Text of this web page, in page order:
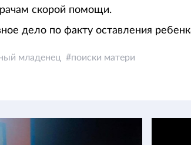
скорой помощи.
дело по факту оставления
младенец поиски матери